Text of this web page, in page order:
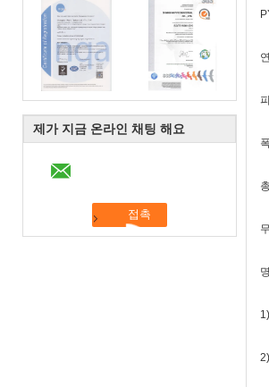
제가 지금 온라인 채팅 해요